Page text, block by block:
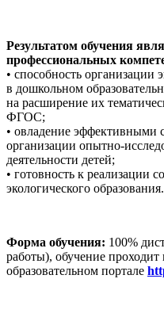
Результатом обучения
профессиональных
• способность организации
в дошкольном
на расширение их
ФГОС;
• овладение эффективными
организации опытно-
деятельности детей;
• готовность к реализации
экологического образования.
Форма обучения: 100%
работы), обучение
образовательном портале